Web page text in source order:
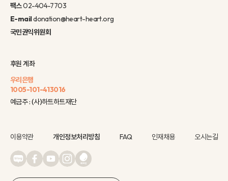
팩스02-404-7703
E-maildonation@heart-heart.org
국민권익위원회
후원 계좌
우리은행
1005-101-413016
예금주 : (사)하트하트재단
이용약관 개인정보처리방침 FAQ 인재채용 오시는길